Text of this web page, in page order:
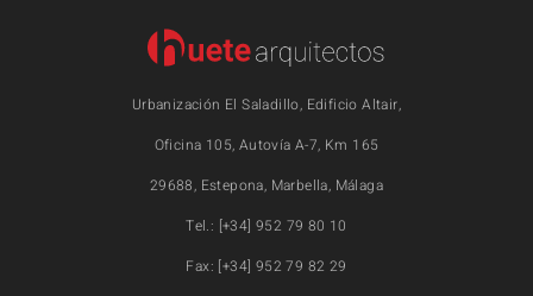
Urbanización El Saladillo, Edificio Altair,
Oficina 105, Autovía A-7, Km 165
29688, Estepona, Marbella, Málaga
Tel.: [+34] 952 79 80 10
Fax: [+34] 952 79 82 29